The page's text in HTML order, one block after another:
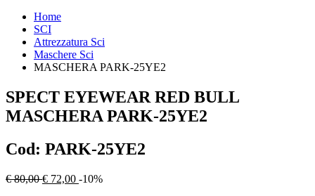
Home
SCI
Attrezzatura Sci
Maschere Sci
MASCHERA PARK-25YE2
SPECT EYEWEAR RED BULL
MASCHERA PARK-25YE2
Cod: PARK-25YE2
€ 80,00 € 72,00 -10%